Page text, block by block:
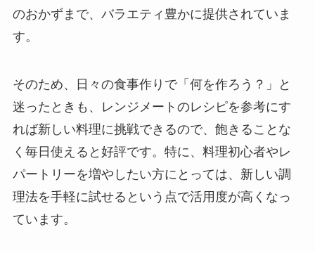
のおかずまで、バラエティ豊かに提供されていま
す。
そのため、日々の食事作りで「何を作ろう？」と
迷ったときも、レンジメートのレシピを参考にす
れば新しい料理に挑戦できるので、飽きることな
く毎日使えると好評です。特に、料理初心者やレ
パートリーを増やしたい方にとっては、新しい調
理法を手軽に試せるという点で活用度が高くなっ
ています。